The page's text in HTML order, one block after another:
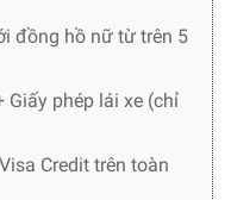
đồng hồ nữ từ trên 5
Giấy phép lái xe (chỉ
Credit trên toàn